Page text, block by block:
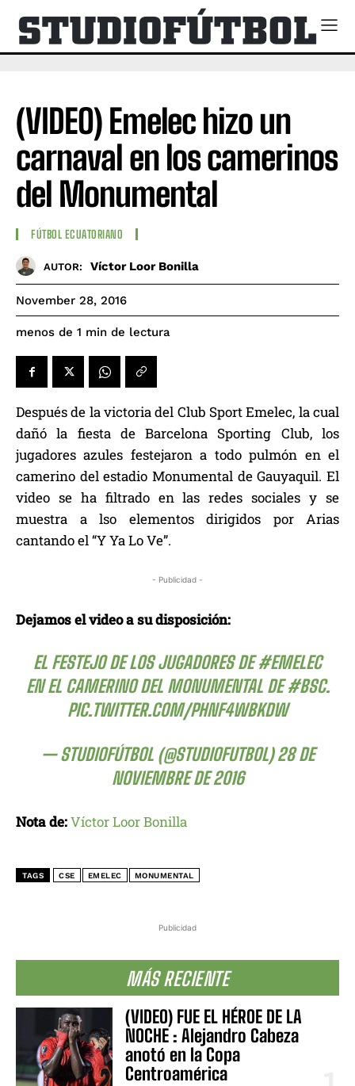
Publicidad
MÁS RECIENTE
(VIDEO) FUE EL HÉROE DE LA
NOCHE : Alejandro Cabeza
anotó en la Copa
Centroamérica
(VIDEO) Emelec hizo un
carnaval en los camerinos
del Monumental
FÚTBOL ECUATORIANO
AUTOR: Víctor Loor Bonilla
November 28, 2016
menos de 1 min de lectura
Después de la victoria del Club Sport Emelec, la cual
dañó la fiesta de Barcelona Sporting Club, los
jugadores azules festejaron a todo pulmón en el
camerino del estadio Monumental de Gauyaquil. El
video se ha filtrado en las redes sociales y se
muestra a lso elementos dirigidos por Arias
cantando el “Y Ya Lo Ve”.
- Publicidad -
Dejamos el video a su disposición:
EL FESTEJO DE LOS JUGADORES DE#EMELEC
EN EL CAMERINO DEL MONUMENTAL DE#BSC.
PIC.TWITTER.COM/PHNF4WBKDW
— STUDIOFÚTBOL (@STUDIOFUTBOL)28 DE
NOVIEMBRE DE 2016
Nota de:Víctor Loor Bonilla
TAGS CSE EMELEC MONUMENTAL